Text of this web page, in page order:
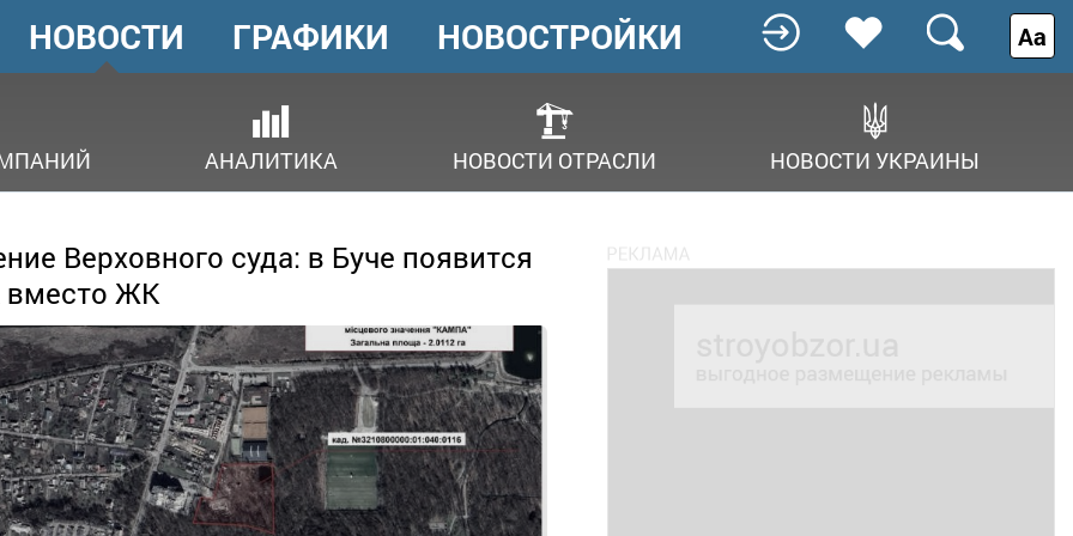
ГОЛОВНЕ
МЕНЮ
НОВОСТИ
АНАЛИТИКА НОВОСТИ ОТРАСЛИ НОВОСТИ УКРАИНЫ
ГРАФИКИ НОВОСТРОЙКИ Аа
Верховного суда: в Буче появится
вместо ЖК